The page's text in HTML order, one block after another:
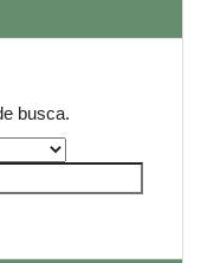
busca.